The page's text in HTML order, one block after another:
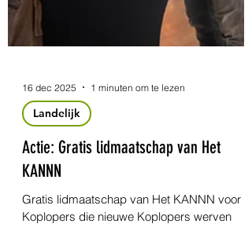
16 dec 2025
Landelijk
Actie: Gratis lidmaatschap van Het